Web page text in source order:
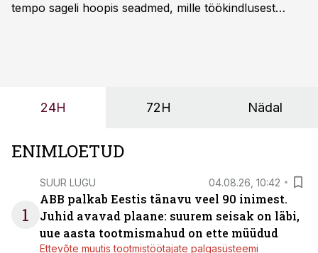
tempo sageli hoopis seadmed, mille töökindlusest
24H 72H Nädal
ENIMLOETUD
1
SUUR LUGU 04.08.26, 10:42
ABB palkab Eestis tänavu veel 90 inimest.
Juhid avavad plaane: suurem seisak on läbi,
uue aasta tootmismahud on ette müüdud
Ettevõte muutis tootmistöötajate palgasüsteemi